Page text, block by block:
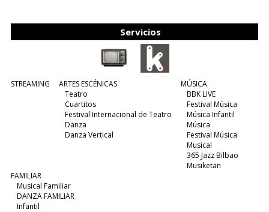
Servicios
STREAMING
ARTES ESCÉNICAS
Teatro
Cuartitos
Festival Internacional de Teatro
Danza
Danza Vertical
MÚSICA
BBK LIVE
Festival Música
Música Infantil
Música
Festival Música
Musical
365 Jazz Bilbao
Musiketan
FAMILIAR
Musical Familiar
DANZA FAMILIAR
Infantil